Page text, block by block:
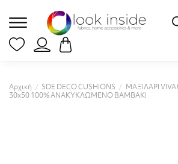
Αρχική SDE DECO CUSHIONS
ΜΑΞΙΛΑΡΙ
30x50 100% ΑΝΑΚΥΚΛΩΜΕΝΟ ΒΑΜΒΑΚΙ